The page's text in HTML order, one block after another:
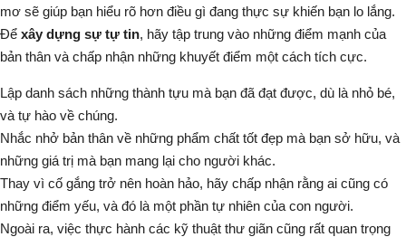
mơ sẽ giúp bạn hiểu rõ hơn điều gì đang thực sự khiến bạn lo lắng.
Để xây dựng sự tự tin, hãy tập trung vào những điểm mạnh của
bản thân và chấp nhận những khuyết điểm một cách tích cực.
Lập danh sách những thành tựu mà bạn đã đạt được, dù là nhỏ bé,
và tự hào về chúng.
Nhắc nhở bản thân về những phẩm chất tốt đẹp mà bạn sở hữu, và
những giá trị mà bạn mang lại cho người khác.
Thay vì cố gắng trở nên hoàn hảo, hãy chấp nhận rằng ai cũng có
những điểm yếu, và đó là một phần tự nhiên của con người.
Ngoài ra, việc thực hành các kỹ thuật thư giãn cũng rất quan trọng